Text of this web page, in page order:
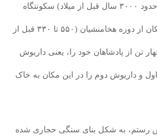
نقش رستم، از دوره ایلامی (حدود ۳۰۰۰ سال قبل از میلاد) سکونتگاه
بوده است. اما، اهمیت این مکان از دوره هخامنشیان (۵۵۰ تا ۳۳۰ قبل از
تن از پادشاهان خود را، یعنی داریوش
اول و داریوش دوم را در این مکان به خاک
رستم، به شکل بنای سنگی حجاری شده